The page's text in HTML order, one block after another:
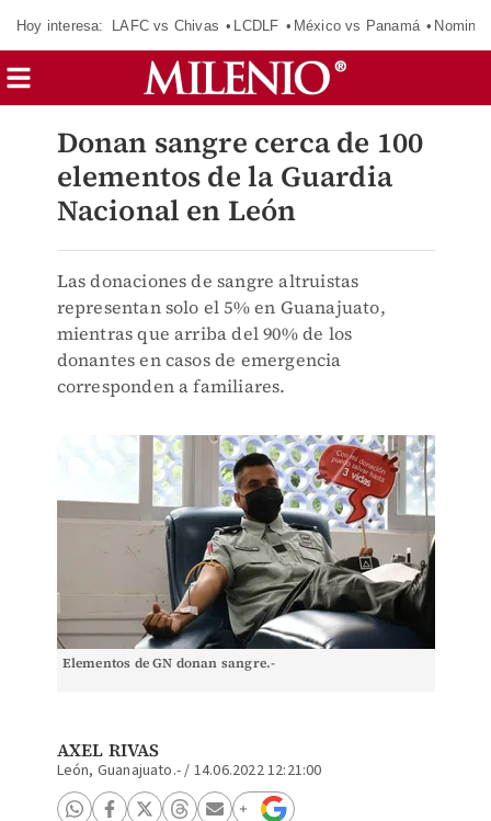
Hoy interesa: LAFC vs Chivas LCDLF México vs Panamá
Donan sangre cerca de 100
elementos de la Guardia
Nacional en León
Las donaciones de sangre altruistas
representan solo el 5% en Guanajuato,
mientras que arriba del 90% de los
donantes en casos de emergencia
corresponden a familiares.
Elementos de GN donan sangre.-
AXEL RIVAS
León, Guanajuato.-/ 14.06.2022 12:21:00